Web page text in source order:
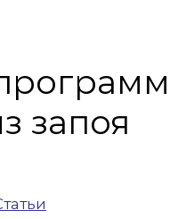
запоя